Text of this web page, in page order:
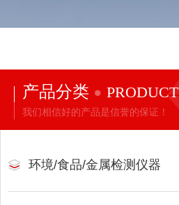
产品分类 PRODUCT
我们相信好的产品是信誉的保证！
环境/食品/金属检测仪器